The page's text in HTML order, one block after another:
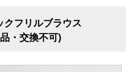
クフリルブラウス
・交換不可)